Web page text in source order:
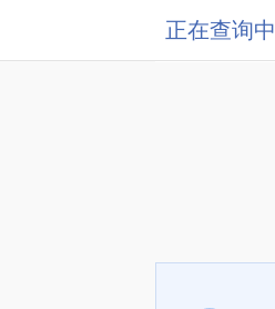
正在查询中